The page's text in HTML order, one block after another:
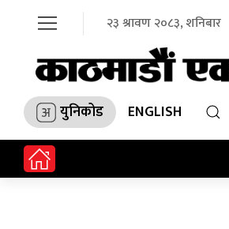
२३ श्रावण २०८३, शनिबार
युनिकोड ENGLISH